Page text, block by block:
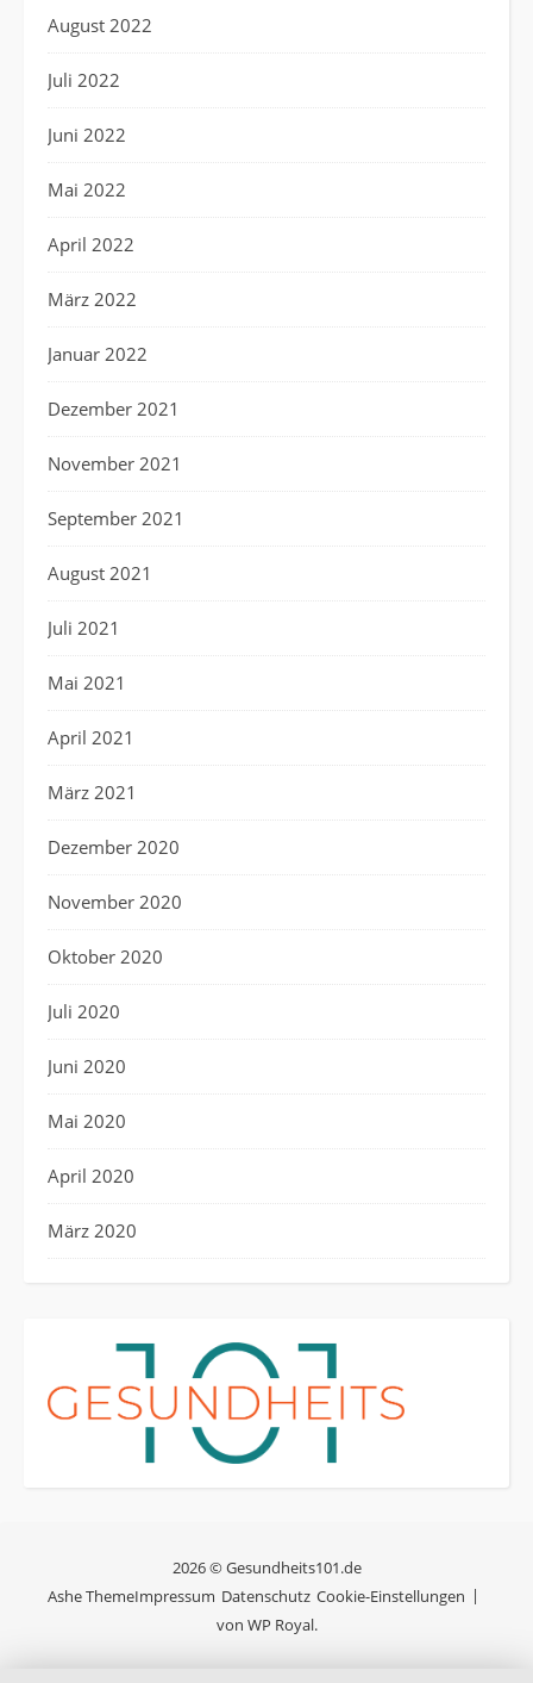
August 2022
Juli 2022
Juni 2022
Mai 2022
April 2022
März 2022
Januar 2022
Dezember 2021
November 2021
September 2021
August 2021
Juli 2021
Mai 2021
April 2021
März 2021
Dezember 2020
November 2020
Oktober 2020
Juli 2020
Juni 2020
Mai 2020
April 2020
März 2020
2026 © Gesundheits101.de
Impressum Datenschutz Cookie-Einstellungen
Ashe Theme
von WP Royal.